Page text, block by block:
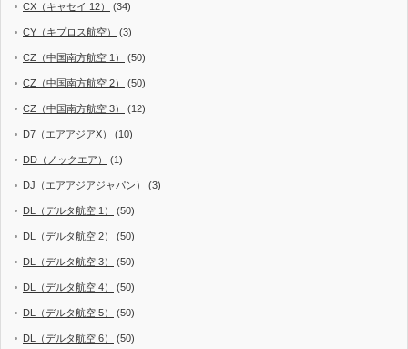
CX（キャセイ 12） (34)
CY（キプロス航空） (3)
CZ（中国南方航空 1） (50)
CZ（中国南方航空 2） (50)
CZ（中国南方航空 3） (12)
D7（エアアジアX） (10)
DD（ノックエア） (1)
DJ（エアアジアジャパン） (3)
DL（デルタ航空 1） (50)
DL（デルタ航空 2） (50)
DL（デルタ航空 3） (50)
DL（デルタ航空 4） (50)
DL（デルタ航空 5） (50)
DL（デルタ航空 6） (50)